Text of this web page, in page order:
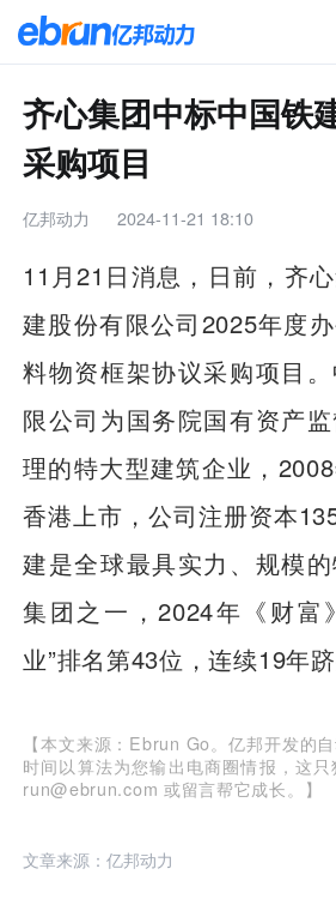
齐心集团中标中国铁
采购项目
亿邦动力 2024-11-21 18:10
11月21日消息，日前，齐
建股份有限公司2025年度
料物资框架协议采购项目
限公司为国务院国有资产
理的特大型建筑企业，
香港上市，公司注册资本
建是全球最具实力、规模
集团之一，2024年《财富
业”排名第43位，连续19年
【本文来源：Ebrun Go。亿邦开发的
时间以算法为您输出电商圈情报，这
run@ebrun.com 或留言帮它成长。】
文章来源：亿邦动力